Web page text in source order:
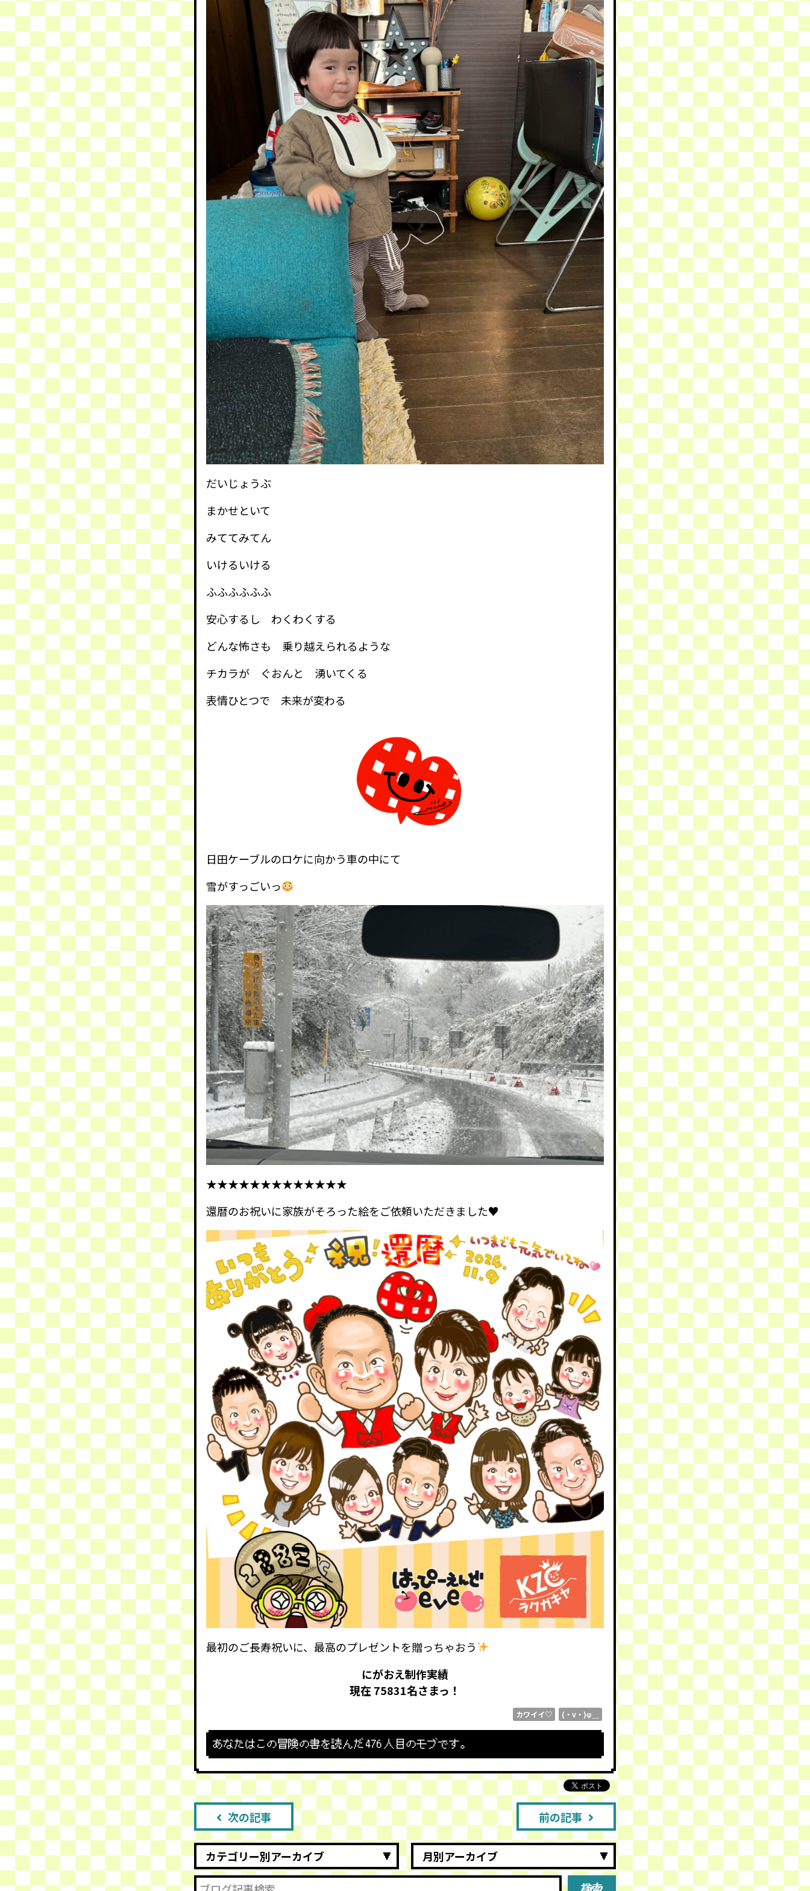
だいじょうぶ
まかせといて
みててみてん
いけるいける
ふふふふふふ
安心するし わくわくする
どんな怖さも 乗り越えられるような
チカラが ぐおんと 湧いてくる
表情ひとつで 未来が変わる
日田ケーブルのロケに向かう車の中にて
雪がすっごいっ
★★★★★★★★★★★★★
還暦のお祝いに家族がそろった絵をご依頼いただきました♥️
最初のご長寿祝いに、最高のプレゼントを贈っちゃおう
にがおえ制作実績
現在 75831名さまっ！
カワイイ♡ (・v・)φ＿
あなたはこの冒険の書を読んだ 476 人目のモブです。
次の記事 前の記事